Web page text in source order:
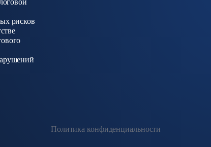
рисков
Политика конфиденциальности